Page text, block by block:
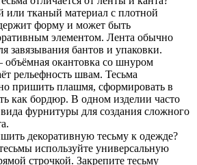
тканый материал с плотной
форму и может быть
элементом. Лента обычно
завязывания бантов и упаковки.
окантовка со шнуром
рельефность швам. Тесьма
пришить плашмя, сформировать в
как бордюр. В одном изделии часто
фурнитуры для создания сложного
декоративную тесьму к одежде?
используйте универсальную
строчкой. Закрепите тесьму